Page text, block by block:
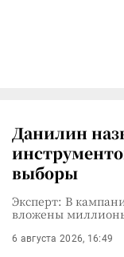
Данилин
выборы
Эксперт: В
вложены
6 августа 2026, 16:49